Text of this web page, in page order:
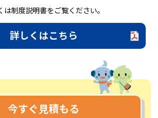
は制度説明書をご覧ください。
詳しくはこちら
今すぐ見積もる